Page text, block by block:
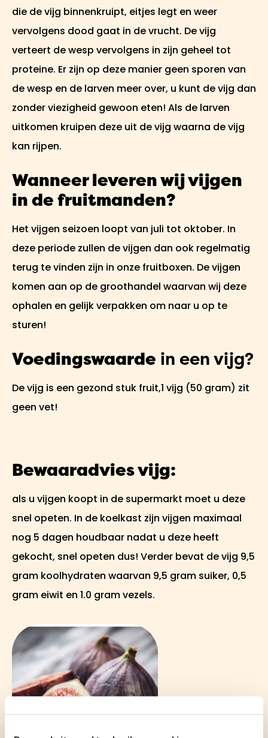
die de vijg binnenkruipt, eitjes legt en weer
vervolgens dood gaat in de vrucht. De vijg
verteert de wesp vervolgens in zijn geheel tot
proteine. Er zijn op deze manier geen sporen van
de wesp en de larven meer over, u kunt de vijg dan
zonder viezigheid gewoon eten! Als de larven
uitkomen kruipen deze uit de vijg waarna de vijg
kan rijpen.
Wanneer leveren wij vijgen
in de fruitmanden?
Het vijgen seizoen loopt van juli tot oktober. In
deze periode zullen de vijgen dan ook regelmatig
terug te vinden zijn in onze fruitboxen. De vijgen
komen aan op de groothandel waarvan wij deze
ophalen en gelijk verpakken om naar u op te
sturen!
Voedingswaarde in een vijg?
De vijg is een gezond stuk fruit,1 vijg (50 gram) zit
geen vet!
Bewaaradvies vijg:
als u vijgen koopt in de supermarkt moet u deze
snel opeten. In de koelkast zijn vijgen maximaal
nog 5 dagen houdbaar nadat u deze heeft
gekocht, snel opeten dus! Verder bevat de vijg 9,5
gram koolhydraten waarvan 9,5 gram suiker, 0,5
gram eiwit en 1.0 gram vezels.